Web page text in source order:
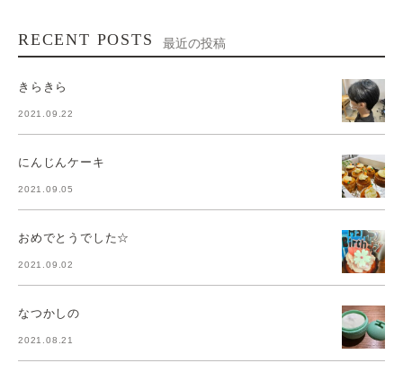
RECENT POSTS 最近の投稿
きらきら
2021.09.22
にんじんケーキ
2021.09.05
おめでとうでした☆
2021.09.02
なつかしの
2021.08.21